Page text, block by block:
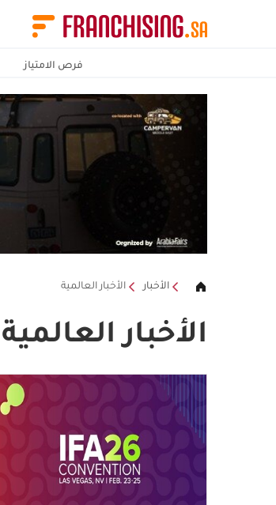
فرص الامتياز
الأخبار الأخبار العالمية
الأخبار العالمية